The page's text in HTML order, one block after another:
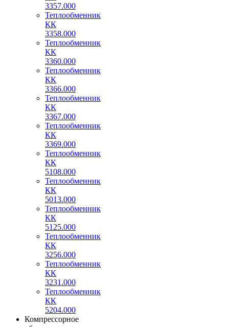
3357.000
Теплообменник
КК
3358.000
Теплообменник
КК
3360.000
Теплообменник
КК
3366.000
Теплообменник
КК
3367.000
Теплообменник
КК
3369.000
Теплообменник
КК
5108.000
Теплообменник
КК
5013.000
Теплообменник
КК
5125.000
Теплообменник
КК
3256.000
Теплообменник
КК
3231.000
Теплообменник
КК
5204.000
Компрессорное